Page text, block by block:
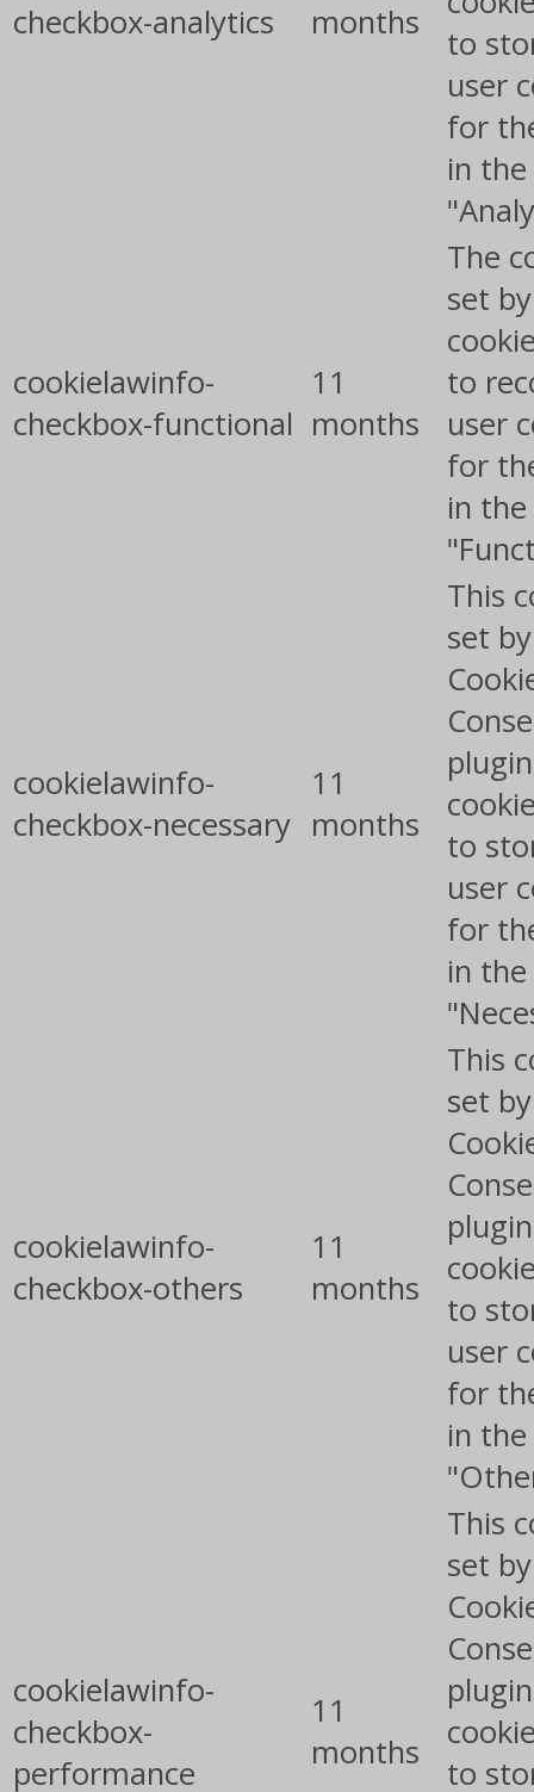
checkbox-analytics
months
to
user
for
in
cookielawinfo-
checkbox-functional
11
months
The
set
to
user
for
in
cookielawinfo-
checkbox-necessary
11
months
This
set
to
user
for
in
cookielawinfo-
checkbox-others
11
months
This
set
to
user
for
in
cookielawinfo-
checkbox-
performance
11
months
This
set
to